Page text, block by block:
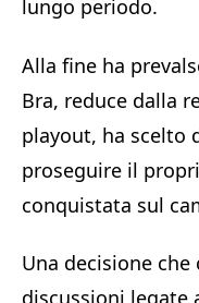
lungo periodo.
Alla fine ha
Bra, reduce dalla
playout, ha scelto
proseguire il
conquistata sul
Una decisione
discussioni legate